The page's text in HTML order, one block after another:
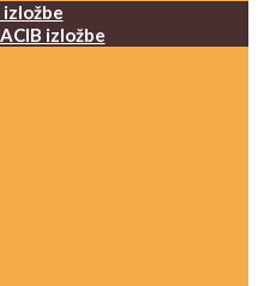
izložbe
izložbe